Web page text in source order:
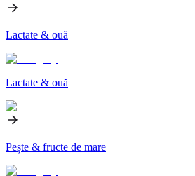
Lactate & ouă
Lactate & ouă
Pește & fructe de mare